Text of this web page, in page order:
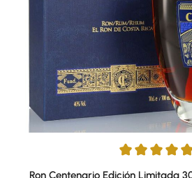
Average rating of 4.92 out of 5 stars
Ron Centenario Edición Limitada